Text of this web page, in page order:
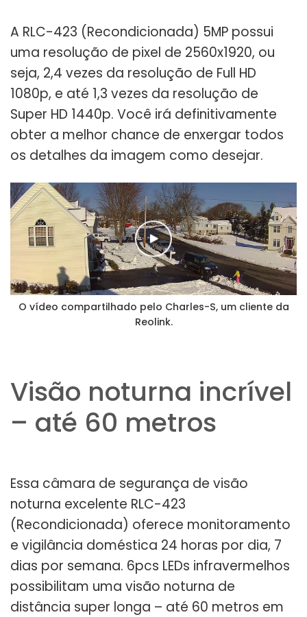
A RLC-423 (Recondicionada) 5MP possui
uma resolução de pixel de 2560x1920, ou
seja, 2,4 vezes da resolução de Full HD
1080p, e até 1,3 vezes da resolução de
Super HD 1440p. Você irá definitivamente
obter a melhor chance de enxergar todos
os detalhes da imagem como desejar.
O vídeo compartilhado pelo Charles-S, um cliente da
Reolink.
Visão noturna incrível
– até 60 metros
Essa câmara de segurança de visão
noturna excelente RLC-423
(Recondicionada) oferece monitoramento
e vigilância doméstica 24 horas por dia, 7
dias por semana. 6pcs LEDs infravermelhos
possibilitam uma visão noturna de
distância super longa – até 60 metros em